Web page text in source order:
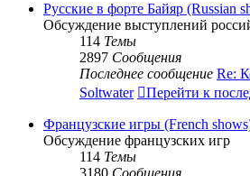
Русские в форте Байяр (Russian
Обсуждение выступлений
114 Темы
2897 Сообщения
Последнее сообщение Re:
Soltwater
Перейти к
Французские игры (French
Обсуждение французских игр
114 Темы